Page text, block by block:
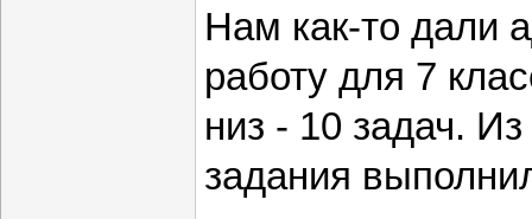
Нам как-то дали
работу для 7
низ - 10 задач.
задания